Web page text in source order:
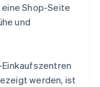
Shop-Seite
und
werden, ist